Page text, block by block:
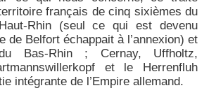
français de cinq sixièmes du
Rhin (seul ce qui est devenu
de Belfort échappait à l’annexion) et
Bas-Rhin ; Cernay, Uffholtz,
et le Herrenfluh
intégrante de l’Empire allemand.